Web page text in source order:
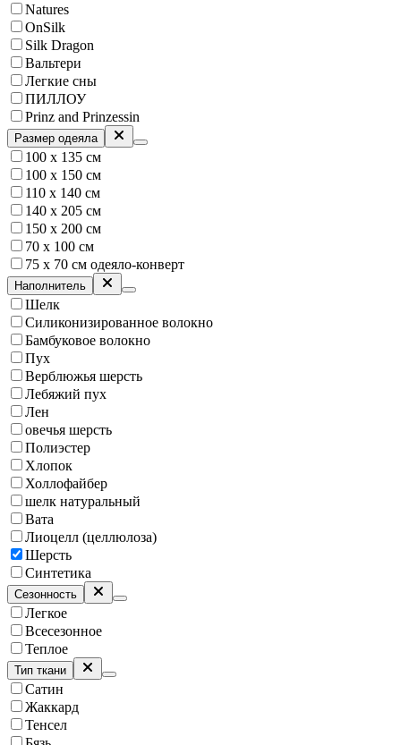
Natures
OnSilk
Silk Dragon
Вальтери
Легкие сны
ПИЛЛОУ
Prinz and Prinzessin
Размер одеяла
100 х 135 см
100 х 150 см
110 х 140 см
140 х 205 см
150 х 200 см
70 х 100 см
75 х 70 см одеяло-конверт
Наполнитель
Шелк
Силиконизированное волокно
Бамбуковое волокно
Пух
Верблюжья шерсть
Лебяжий пух
Лен
овечья шерсть
Полиэстер
Хлопок
Холлофайбер
шелк натуральный
Вата
Лиоцелл (целлюлоза)
Шерсть
Синтетика
Сезонность
Легкое
Всесезонное
Теплое
Тип ткани
Сатин
Жаккард
Тенсел